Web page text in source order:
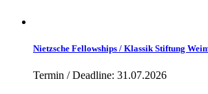
Nietzsche Fellowships / Klassik Stiftung
Termin / Deadline: 31.07.2026